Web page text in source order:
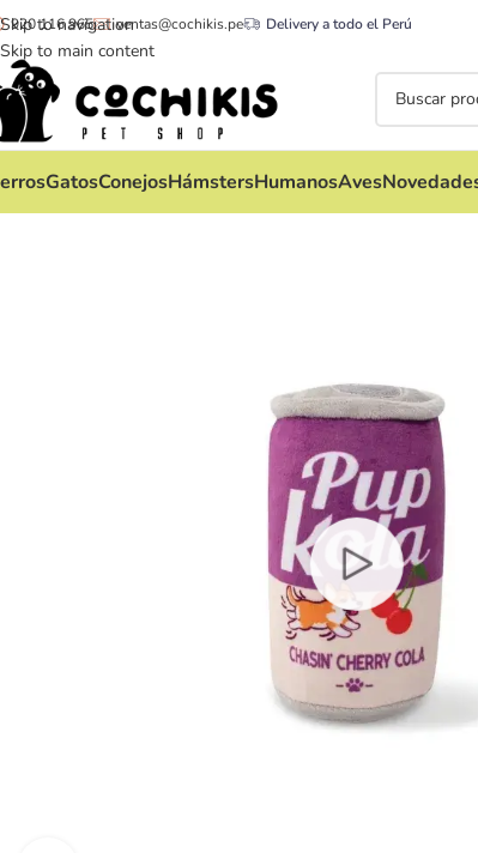
Skip to navigation
Skip to main content
920 116 965 ventas@cochikis.pe Delivery a todo el Perú
GatosConejosHámstersHumanosAves